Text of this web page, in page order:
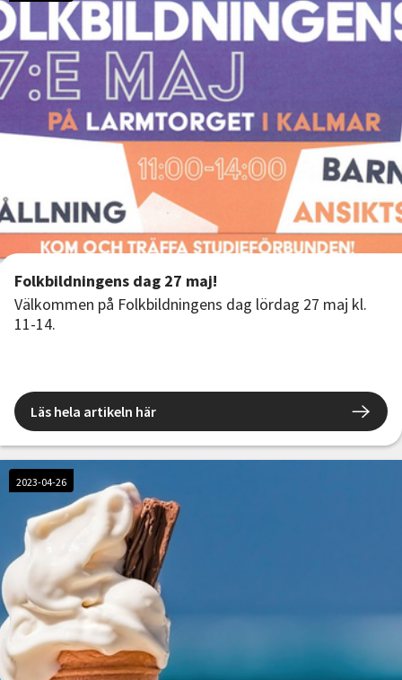
Folkbildningens dag 27 maj!
Välkommen på Folkbildningens dag lördag 27 maj kl.
11-14.
Läs hela artikeln här
2023-04-26